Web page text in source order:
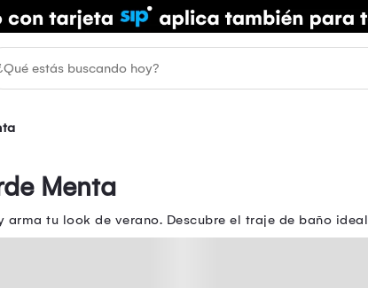
Menta
tu look de verano. Descubre el traje de baño